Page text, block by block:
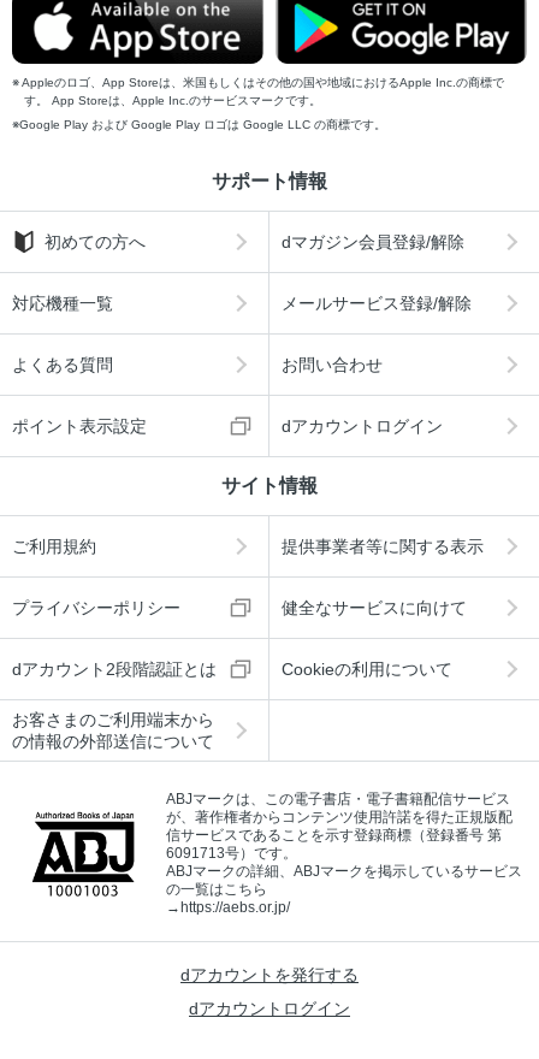
Appleのロゴ、App Storeは、米国もしくはその他の国や地域におけるApple Inc.の商標で
す。 App Storeは、Apple Inc.のサービスマークです。
Google Play および Google Play ロゴは Google LLC の商標です。
サポート情報
初めての方へ dマガジン会員登録/解除
対応機種一覧 メールサービス登録/解除
よくある質問 お問い合わせ
ポイント表示設定 dアカウントログイン
サイト情報
ご利用規約 提供事業者等に関する表示
プライバシーポリシー 健全なサービスに向けて
dアカウント2段階認証とは Cookieの利用について
お客さまのご利用端末から
の情報の外部送信について
ABJマークは、この電子書店・電子書籍配信サービス
が、著作権者からコンテンツ使用許諾を得た正規版配
信サービスであることを示す登録商標（登録番号 第
6091713号）です。
ABJマークの詳細、ABJマークを掲示しているサービス
の一覧はこちら
→ https://aebs.or.jp/
dアカウントを発行する
dアカウントログイン